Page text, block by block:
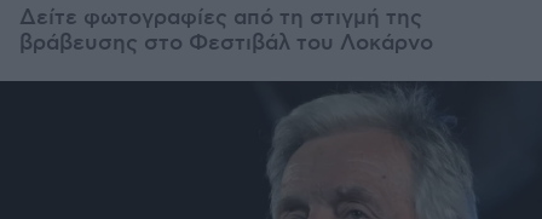
Δείτε φωτογραφίες από τη στιγμή της
βράβευσης στο Φεστιβάλ του Λοκάρνο